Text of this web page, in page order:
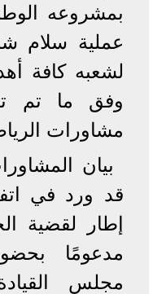
بمشروعه
عملية سلام
لشعبه كافة
وفق ما تم
مشاورات
بيان
قد ورد في
إطار لقضية
مدعومًا
مجلس